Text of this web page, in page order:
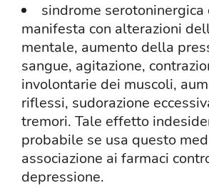
sindrome serotoninergica
manifesta con alterazioni
mentale, aumento della
sangue, agitazione,
involontarie dei muscoli,
riflessi, sudorazione
tremori. Tale effetto
probabile se usa questo
associazione ai farmaci
depressione.